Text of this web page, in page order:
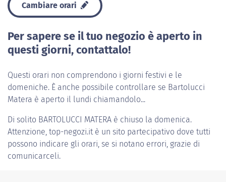
Cambiare orari
Per sapere se il tuo negozio è aperto in
questi giorni, contattalo!
Questi orari non comprendono i giorni festivi e le
domeniche. È anche possibile controllare se Bartolucci
Matera è aperto il lundi chiamandolo...
Di solito BARTOLUCCI MATERA è chiuso la domenica.
Attenzione, top-negozi.it è un sito partecipativo dove tutti
possono indicare gli orari, se si notano errori, grazie di
comunicarceli.